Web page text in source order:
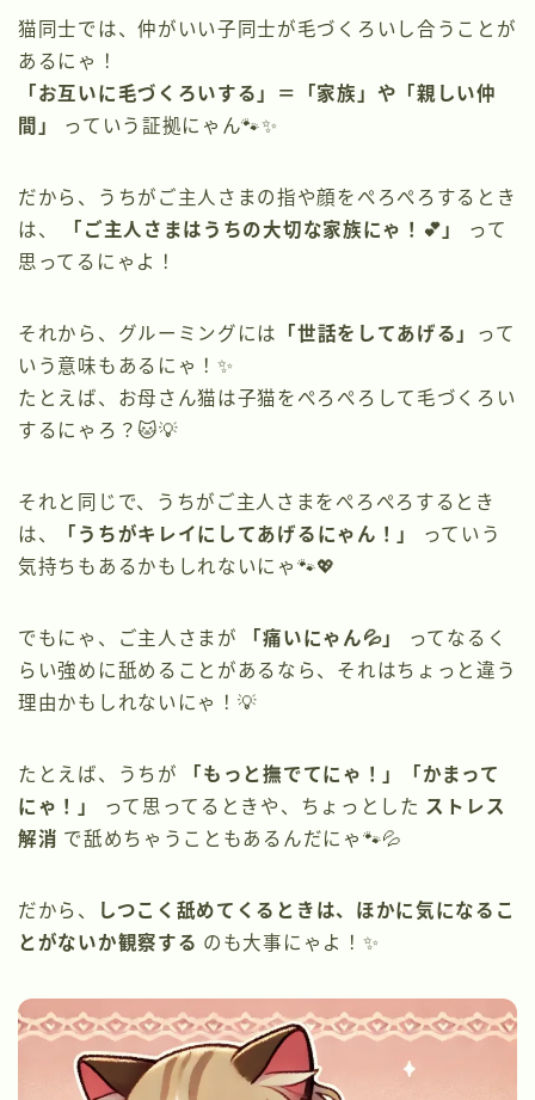
猫同士では、仲がいい子同士が毛づくろいし合うことが
あるにゃ！
「お互いに毛づくろいする」＝「家族」や「親しい仲
間」
っていう証拠にゃん🐾✨
だから、うちがご主人さまの指や顔をぺろぺろするとき
は、
「ご主人さまはうちの大切な家族にゃ！💕」
って
思ってるにゃよ！
それから、グルーミングには 「世話をしてあげる」
って
いう意味もあるにゃ！✨
たとえば、お母さん猫は子猫をぺろぺろして毛づくろい
するにゃろ？🐱💡
それと同じで、うちがご主人さまをぺろぺろするとき
は、
「うちがキレイにしてあげるにゃん！」
っていう
気持ちもあるかもしれないにゃ🐾💖
でもにゃ、ご主人さまが 「痛いにゃん💦」
ってなるく
らい強めに舐めることがあるなら、それはちょっと違う
理由かもしれないにゃ！💡
たとえば、うちが
「もっと撫でてにゃ！」「かまって
にゃ！」
って思ってるときや、ちょっとした ストレス
解消 で舐めちゃうこともあるんだにゃ🐾💦
だから、
しつこく舐めてくるときは、ほかに気になるこ
とがないか観察する のも大事にゃよ！✨